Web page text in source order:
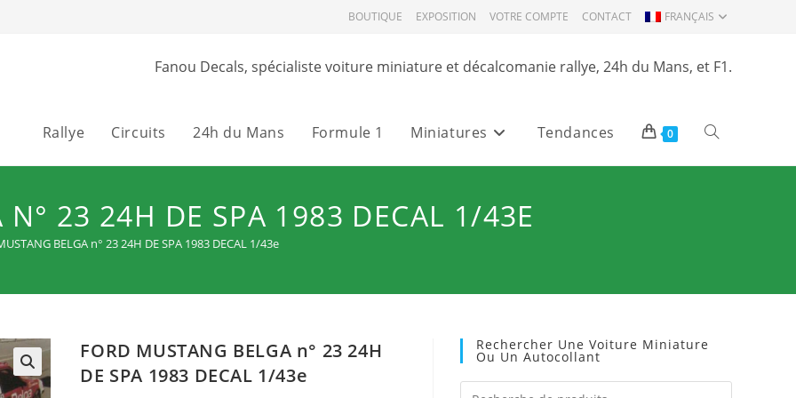
BOUTIQUE EXPOSITION VOTRE COMPTE CONTACT FRANÇAIS
Fanou Decals, spécialiste voiture miniature et décalcomanie rallye, 24h du Mans, et F1.
Rallye Circuits 24h du Mans Formule 1 Miniatures Tendances 0 Toggle
N° 23 24H DE SPA 1983 DECAL 1/43E
BELGA n° 23 24H DE SPA 1983 DECAL 1/43e
🔍
FORD MUSTANG BELGA n° 23 24H
DE SPA 1983 DECAL 1/43e
Rechercher Une Voiture Miniature
Ou Un Autocollant